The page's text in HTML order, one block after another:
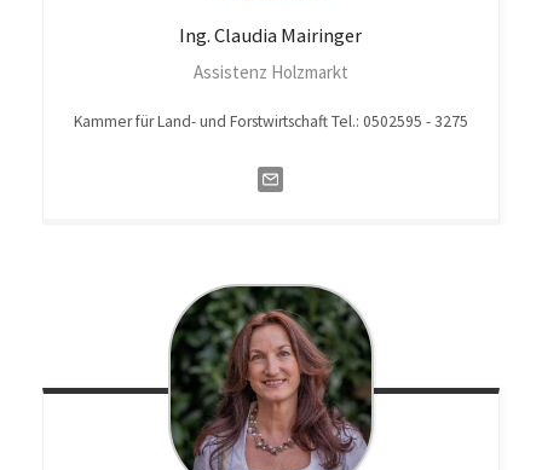
Ing. ClaudiaMairinger
Assistenz Holzmarkt
Kammer für Land- und Forstwirtschaft Tel.: 0502595 - 3275